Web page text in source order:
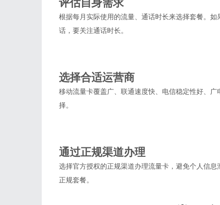
评估自身需求
根据每月实际使用的流量、通话时长来选择套餐。
话，要关注通话时长。
选择合适运营商
移动流量卡覆盖广、联通速度快、电信稳定性好、
择。
通过正规渠道办理
选择官方授权的正规渠道办理流量卡，避免个人信
正规套餐。